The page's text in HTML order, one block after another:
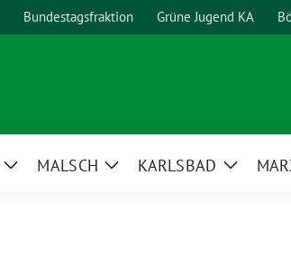
Bundestagsfraktion Grüne Jugend KA
ZeigeMALSCH
ZeigeKARLSBAD
Zeige